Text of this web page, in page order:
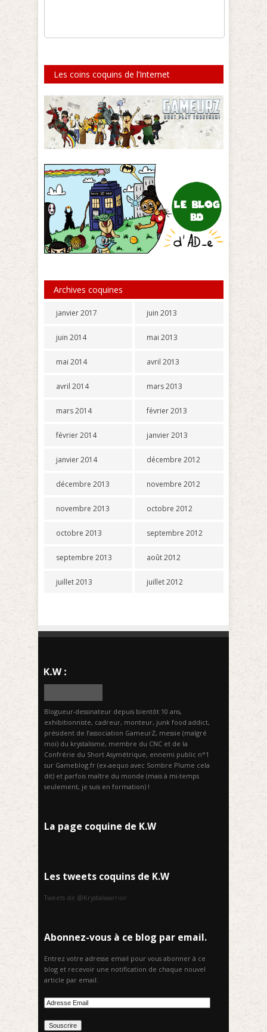
Les coins coquins de l’Internet
Archives coquines
janvier 2017
juin 2014
mai 2014
avril 2014
mars 2014
février 2014
janvier 2014
décembre 2013
novembre 2013
octobre 2013
septembre 2013
juillet 2013
juin 2013
mai 2013
avril 2013
mars 2013
février 2013
janvier 2013
décembre 2012
novembre 2012
octobre 2012
septembre 2012
août 2012
juillet 2012
Blogueur-dessinateur depuis bientôt 10 ans,
exhibitionniste, cadreur, monteur, junk food addict,
président de l’association GameurZ, messie (malgré
moi) du krystalisme, membre du CNC et de la
Confrérie du Short Asymétrique, ennemi public n°1
sur Gameblog.fr (ex-aequo avec Sombre Plume cela
dit) et parfois maître du monde (mais à mi-temps
seulement, je suis en formation) !
La page coquine de K.W
Les tweets coquins de K.W
Tweets de @Krystalwarrior
Abonnez-vous à ce blog par email.
Entrez votre adresse email pour vous abonner à ce
blog et recevoir une notification de chaque nouvel
article par email.